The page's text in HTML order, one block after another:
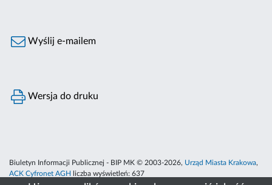
Wyślij e-mailem
Wersja do druku
Biuletyn Informacji Publicznej - BIP MK © 2003-2026, Urząd Miasta Krakowa,
ACK Cyfronet AGH
liczba wyświetleń: 637